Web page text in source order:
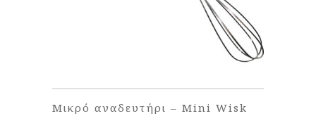
Μικρό αναδευτήρι – Mini Wisk